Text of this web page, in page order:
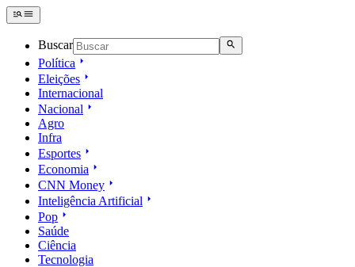
Buscar
Política
Eleições
Internacional
Nacional
Agro
Infra
Esportes
Economia
CNN Money
Inteligência Artificial
Pop
Saúde
Ciência
Tecnologia